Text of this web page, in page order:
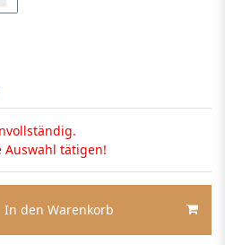
tätigen!
In den Warenkorb